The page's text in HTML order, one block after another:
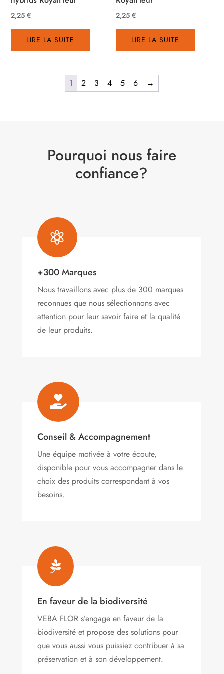
2,25€
LIRE LA SUITE
2,25€
LIRE LA SUITE
1 2 3 4 5 6 →
Pourquoi nous faire
confiance?

+300 Marques
Nous travaillons avec plus de 300 marques
reconnues que nous sélectionnons avec
attention pour leur savoir faire et la qualité
de leur produits.

Conseil & Accompagnement
Une équipe motivée à votre écoute,
disponible pour vous accompagner dans le
choix des produits correspondant à vos
besoins.

En faveur de la biodiversité
VEBA FLOR s’engage en faveur de la
biodiversité et propose des solutions pour
que vous aussi vous puissiez contribuer à sa
préservation et à son développement.